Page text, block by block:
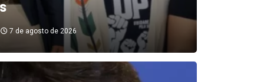
7 de agosto de 2026